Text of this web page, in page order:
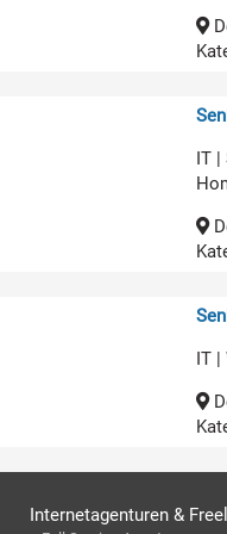
IT |
IT |
Internetagenturen &